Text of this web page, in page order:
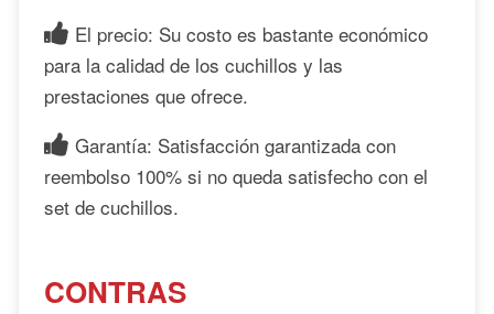
El precio: Su costo es bastante económico
para la calidad de los cuchillos y las
prestaciones que ofrece.
Garantía: Satisfacción garantizada con
reembolso 100% si no queda satisfecho con el
set de cuchillos.
CONTRAS